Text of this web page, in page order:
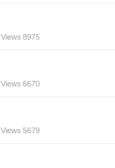
Views 8975
Views 6670
Views 5679